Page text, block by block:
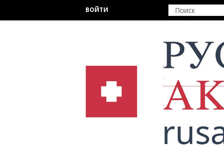
ВОЙТИ